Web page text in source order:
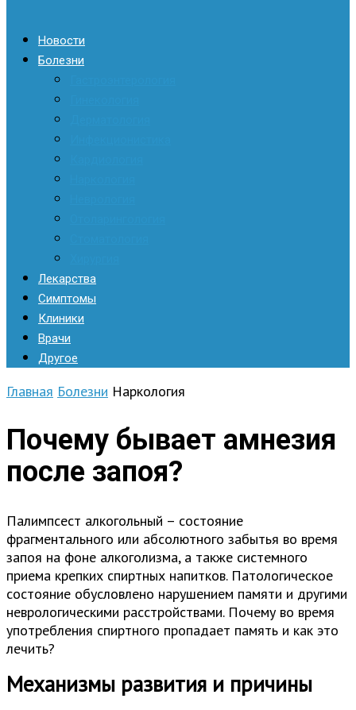
Новости
Болезни
Лекарства
Симптомы
Клиники
Врачи
Другое
Главная Болезни Наркология
Почему бывает амнезия
после запоя?
Палимпсест алкогольный – состояние
фрагментального или абсолютного забытья во время
запоя на фоне алкоголизма, а также системного
приема крепких спиртных напитков. Патологическое
состояние обусловлено нарушением памяти и другими
неврологическими расстройствами. Почему во время
употребления спиртного пропадает память и как это
лечить?
Механизмы развития и причины